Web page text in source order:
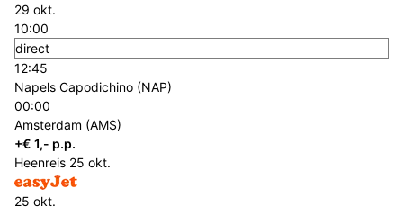
29 okt.
10:00
direct
12:45
Napels Capodichino (NAP)
00:00
Amsterdam (AMS)
+€ 1,- p.p.
Heenreis 25 okt.
25 okt.